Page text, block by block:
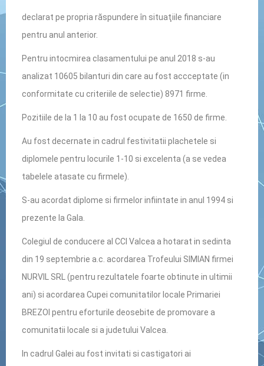
declarat pe propria răspundere în situaţiile financiare
pentru anul anterior.
Pentru intocmirea clasamentului pe anul 2018 s-au
analizat 10605 bilanturi din care au fost accceptate (in
conformitate cu criteriile de selectie) 8971 firme.
Pozitiile de la 1 la 10 au fost ocupate de 1650 de firme.
Au fost decernate in cadrul festivitatii plachetele si
diplomele pentru locurile 1-10 si excelenta (a se vedea
tabelele atasate cu firmele).
S-au acordat diplome si firmelor infiintate in anul 1994 si
prezente la Gala.
Colegiul de conducere al CCI Valcea a hotarat in sedinta
din 19 septembrie a.c. acordarea Trofeului SIMIAN firmei
NURVIL SRL (pentru rezultatele foarte obtinute in ultimii
ani) si acordarea Cupei comunitatilor locale Primariei
BREZOI pentru eforturile deosebite de promovare a
comunitatii locale si a judetului Valcea.
In cadrul Galei au fost invitati si castigatori ai